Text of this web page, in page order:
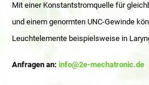
Mit einer Konstantstromquelle für
und einem genormten UNC-Gewinde
Leuchtelemente beispielsweise in
Anfragen an: info@2e-mechatronic.de